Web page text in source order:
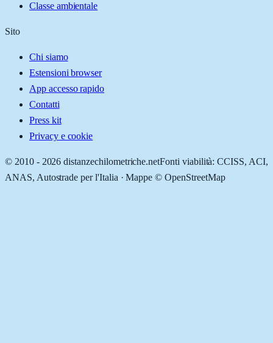
Classe ambientale
Sito
Chi siamo
Estensioni browser
App accesso rapido
Contatti
Press kit
Privacy e cookie
© 2010 - 2026 distanzechilometriche.netFonti viabilità: CCISS, ACI,
ANAS, Autostrade per l'Italia · Mappe © OpenStreetMap